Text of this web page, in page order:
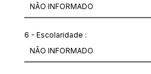
6 - Escolaridade :